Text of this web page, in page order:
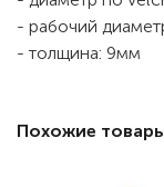
- рабочий
- толщина: 9мм
Похожие